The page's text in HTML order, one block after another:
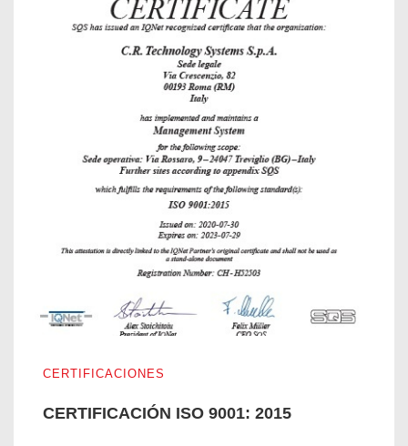
CERTIFICACIONES
CERTIFICACIÓN ISO 9001: 2015